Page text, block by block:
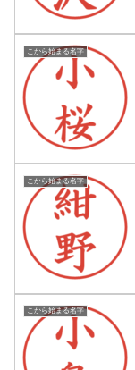
こから始まる名字
こから始まる名字
こから始まる名字